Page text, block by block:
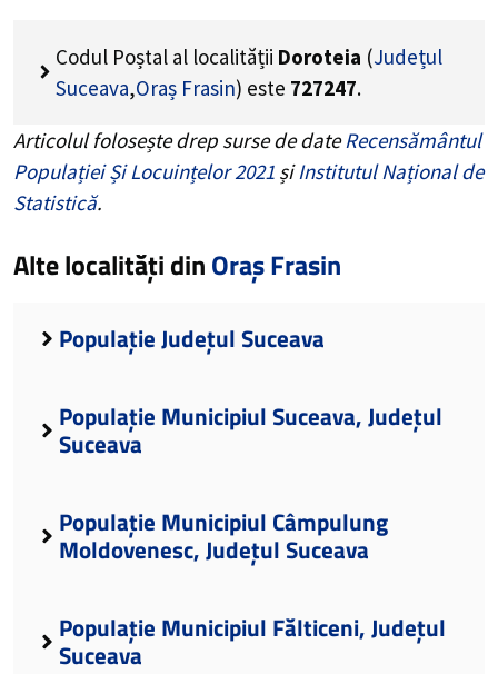
Codul Poștal al localității Doroteia (Județul
Suceava,Oraș Frasin) este 727247.
Articolul folosește drep surse de dateRecensământul
Populației Și Locuințelor 2021 șiInstitutul Național de
Statistică.
Alte localități dinOraș Frasin
Populație Județul Suceava
Populație Municipiul Suceava, Județul
Suceava
Populație Municipiul Câmpulung
Moldovenesc, Județul Suceava
Populație Municipiul Fălticeni, Județul
Suceava